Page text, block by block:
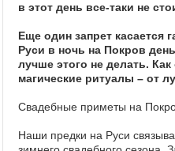
в этот день все-таки не
Еще один запрет касается
Руси в ночь на Покров
лучше этого не делать.
магические ритуалы – от
Свадебные приметы на
Наши предки на Руси